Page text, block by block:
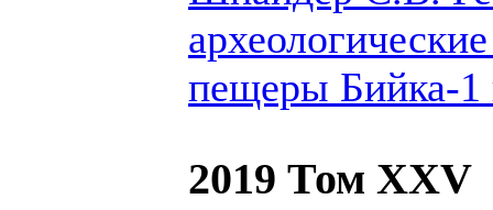
пещеры Бийка-1
2019 Том XXV